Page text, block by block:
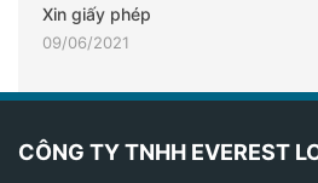
Xin giấy phép
09/06/2021
CÔNG TY TNHH EVEREST